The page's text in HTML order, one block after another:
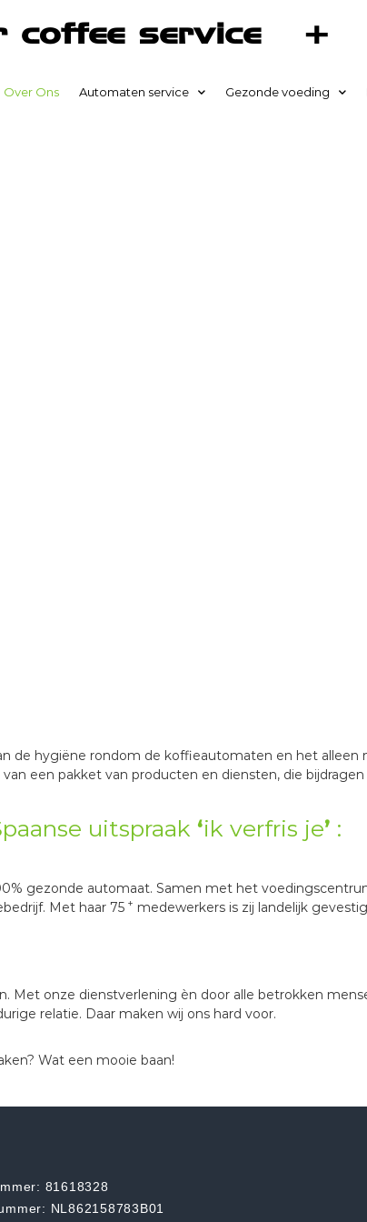
coffee service +
Over Ons Automaten service Gezonde voeding
de hygiëne rondom de koffieautomaten en het
een pakket van producten en diensten, die
uitspraak ‘ik verfris je’ :
gezonde automaat. Samen met het
Met haar 75 + medewerkers is zij landelijk
Met onze dienstverlening èn door alle betrokken
relatie. Daar maken wij ons hard voor.
Wat een mooie baan!
81618328
NL862158783B01